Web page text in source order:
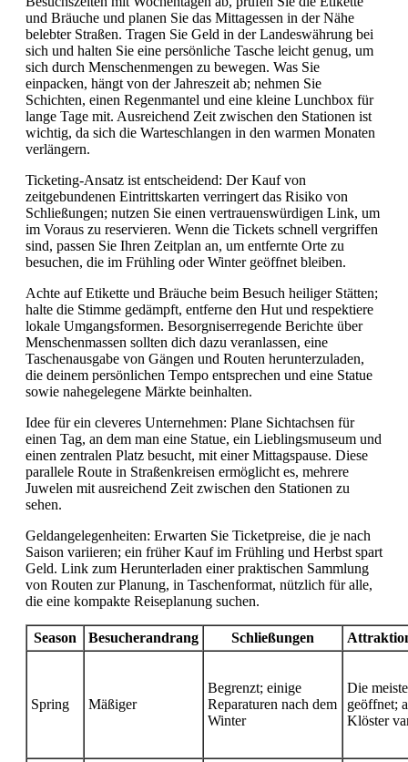
und Bräuche und planen Sie das Mittagessen in der Nähe
belebter Straßen. Tragen Sie Geld in der Landeswährung bei
sich und halten Sie eine persönliche Tasche leicht genug, um
sich durch Menschenmengen zu bewegen. Was Sie
einpacken, hängt von der Jahreszeit ab; nehmen Sie
Schichten, einen Regenmantel und eine kleine Lunchbox für
lange Tage mit. Ausreichend Zeit zwischen den Stationen ist
wichtig, da sich die Warteschlangen in den warmen Monaten
verlängern.
Ticketing-Ansatz ist entscheidend: Der Kauf von
zeitgebundenen Eintrittskarten verringert das Risiko von
Schließungen; nutzen Sie einen vertrauenswürdigen Link, um
im Voraus zu reservieren. Wenn die Tickets schnell vergriffen
sind, passen Sie Ihren Zeitplan an, um entfernte Orte zu
besuchen, die im Frühling oder Winter geöffnet bleiben.
Achte auf Etikette und Bräuche beim Besuch heiliger Stätten;
halte die Stimme gedämpft, entferne den Hut und respektiere
lokale Umgangsformen. Besorgniserregende Berichte über
Menschenmassen sollten dich dazu veranlassen, eine
Taschenausgabe von Gängen und Routen herunterzuladen,
die deinem persönlichen Tempo entsprechen und eine Statue
sowie nahegelegene Märkte beinhalten.
Idee für ein cleveres Unternehmen: Plane Sichtachsen für
einen Tag, an dem man eine Statue, ein Lieblingsmuseum und
einen zentralen Platz besucht, mit einer Mittagspause. Diese
parallele Route in Straßenkreisen ermöglicht es, mehrere
Juwelen mit ausreichend Zeit zwischen den Stationen zu
sehen.
Geldangelegenheiten: Erwarten Sie Ticketpreise, die je nach
Saison variieren; ein früher Kauf im Frühling und Herbst spart
Geld. Link zum Herunterladen einer praktischen Sammlung
von Routen zur Planung, in Taschenformat, nützlich für alle,
die eine kompakte Reiseplanung suchen.
Season Besucherandrang Schließungen
Spring Mäßiger
Begrenzt; einige
Reparaturen nach dem
Winter
Die
geöffnet;
Klöster